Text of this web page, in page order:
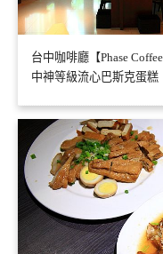
台中咖啡廳【Phase
中神等級流心巴斯克蛋糕